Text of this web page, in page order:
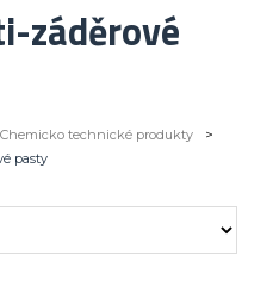
záděrové
Chemicko technické produkty
>
pasty